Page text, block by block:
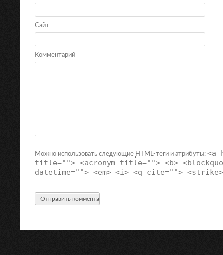
Сайт
Комментарий
Можно использовать следующие HTML -теги и атрибуты: <a
title=""> <acronym title=""> <b>
datetime=""> <em> <i> <q cite="">